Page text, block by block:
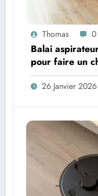
Thomas 0
Balai
pour faire un
26 Janvier 2026